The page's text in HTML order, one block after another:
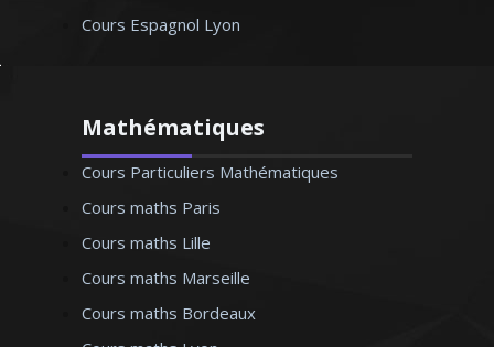
Cours Espagnol Lyon
Mathématiques
Cours Particuliers Mathématiques
Cours maths Paris
Cours maths Lille
Cours maths Marseille
Cours maths Bordeaux